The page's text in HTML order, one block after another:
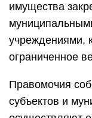
имущества
учреждениями,
ограниченное
Правомочия
субъектов и